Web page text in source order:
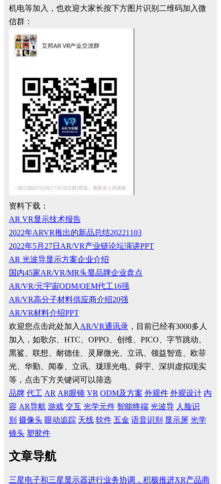
机电等加入，也欢迎大家长按下方图片识别二维码加入微
信群：
资料下载：
AR VR显示技术报告
2022年ARVR推出的新品总结20221103
2022年5月27日AR/VR产业链论坛演讲PPT
AR 光波导显示方案企业介绍
国内45家AR/VR/MR头显品牌企业盘点
AR/VR/元宇宙ODM/OEM代工16强
AR/VR高分子材料供应商介绍20强
AR/VR材料介绍PPT
欢迎您点击此处加入 AR/VR通讯录 ，目前已经有3000多人
加入，如歌尔、HTC、OPPO、创维、PICO、字节跳动、
黑鲨、联想、耐德佳、灵犀微光、立讯、领益智造、欧菲
光、华勤、闻泰、立讯、珑璟光电、舜宇、深圳虚拟现实
等，点击下方关键词可以筛选
品牌 代工 AR AR眼镜 VR ODM及方案 外观件 外观设计 内
容 AR导航 游戏 交互 光学元件 智能终端 光波导 人脸识
别 摄像头 眼动追踪 天线 软件 五金 语音识别 显示屏 光学
镜头 塑胶件
文章导航
三星电子和三星显示器进行业务协调，积极推进XR产品商